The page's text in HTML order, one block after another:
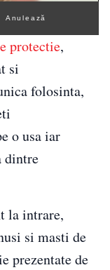
Anulează
protectie,
si
folosinta,
o usa iar
dintre
la intrare,
si masti de
prezentate de